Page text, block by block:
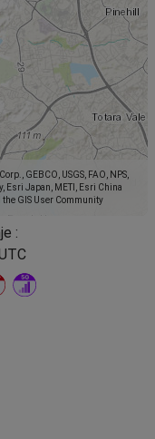
GEBCO, USGS, FAO, NPS,
Esri Japan, METI, Esri China
GIS User Community
: